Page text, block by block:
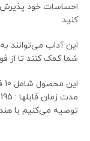
احساسات خود پذیرش
کنید.
این آداب می‌توانند
شما کمک کنند تا از
این محصول شامل 10 فایل صوتی است
مدت زمان فایلها : 195 دقیقه
توصیه می‌کنیم با